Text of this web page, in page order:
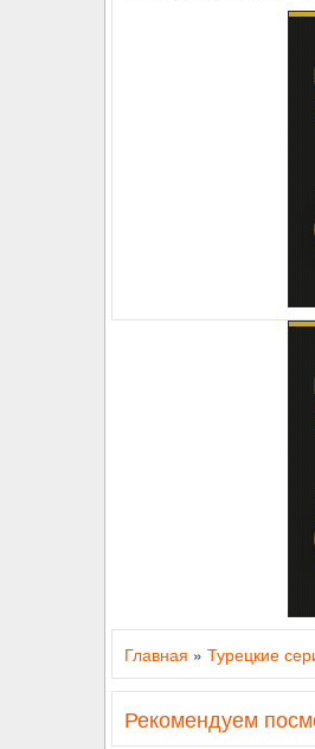
Главная » Турецкие
Рекомендуем